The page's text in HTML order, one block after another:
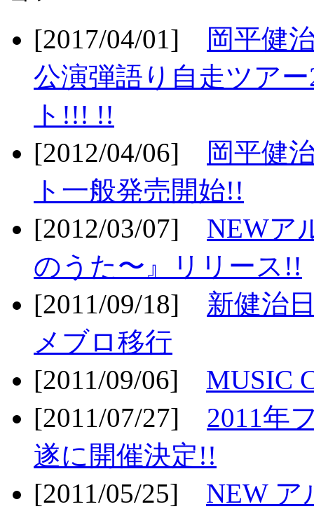
[2017/04/01]
岡平健
公演弾語り自走ツア
ト!!! !!
[2012/04/06]
岡平健
ト一般発売開始!!
[2012/03/07] NEWア
のうた〜』リリース!!
[2011/09/18] 新健治
メブロ移行
[2011/09/06] MUSIC
[2011/07/27] 2011年
遂に開催決定!!
[2011/05/25] NEW